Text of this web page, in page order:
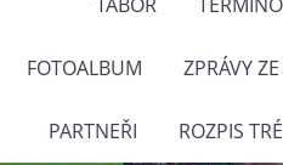
FOTOALBUM ZPRÁVY
PARTNEŘI ROZPIS